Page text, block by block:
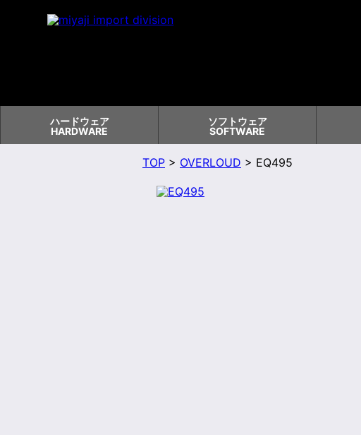
ハードウェア
HARDWARE
ソフトウェア
SOFTWARE
TOP> OVERLOUD > EQ495